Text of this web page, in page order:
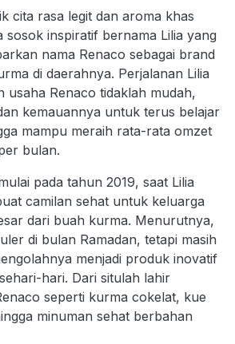
cita rasa legit dan aroma khas
sosok inspiratif bernama Lilia yang
nama Renaco sebagai brand
di daerahnya. Perjalanan Lilia
usaha Renaco tidaklah mudah,
kemauannya untuk terus belajar
mampu meraih rata-rata omzet
bulan.
pada tahun 2019, saat Lilia
camilan sehat untuk keluarga
dari buah kurma. Menurutnya,
di bulan Ramadan, tetapi masih
menjadi produk inovatif
hari. Dari situlah lahir
seperti kurma cokelat, kue
minuman sehat berbahan